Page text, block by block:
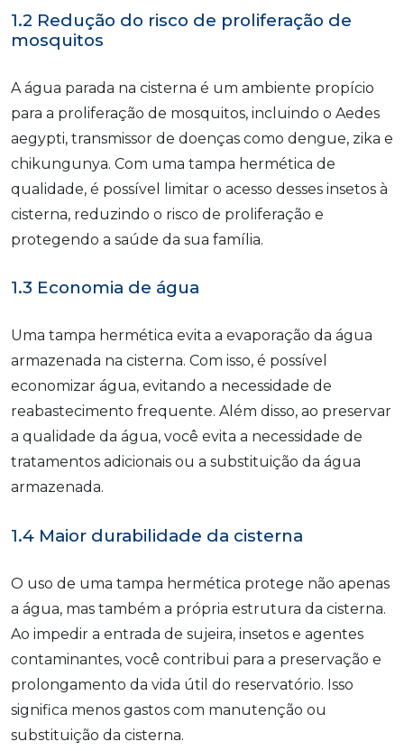
1.2 Redução do risco de proliferação de
mosquitos
A água parada na cisterna é um ambiente propício
para a proliferação de mosquitos, incluindo o Aedes
aegypti, transmissor de doenças como dengue, zika e
chikungunya. Com uma tampa hermética de
qualidade, é possível limitar o acesso desses insetos à
cisterna, reduzindo o risco de proliferação e
protegendo a saúde da sua família.
1.3 Economia de água
Uma tampa hermética evita a evaporação da água
armazenada na cisterna. Com isso, é possível
economizar água, evitando a necessidade de
reabastecimento frequente. Além disso, ao preservar
a qualidade da água, você evita a necessidade de
tratamentos adicionais ou a substituição da água
armazenada.
1.4 Maior durabilidade da cisterna
O uso de uma tampa hermética protege não apenas
a água, mas também a própria estrutura da cisterna.
Ao impedir a entrada de sujeira, insetos e agentes
contaminantes, você contribui para a preservação e
prolongamento da vida útil do reservatório. Isso
significa menos gastos com manutenção ou
substituição da cisterna.